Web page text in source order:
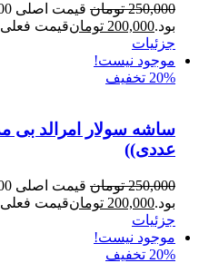
250,000 تومان
بود.200,000 تومانقیمت فعلی 200,000 تومان است.
جزئیات
موجود نیست!
20% تخفیف
عددی))
250,000 تومان
بود.200,000 تومانقیمت فعلی 200,000 تومان است.
جزئیات
موجود نیست!
20% تخفیف